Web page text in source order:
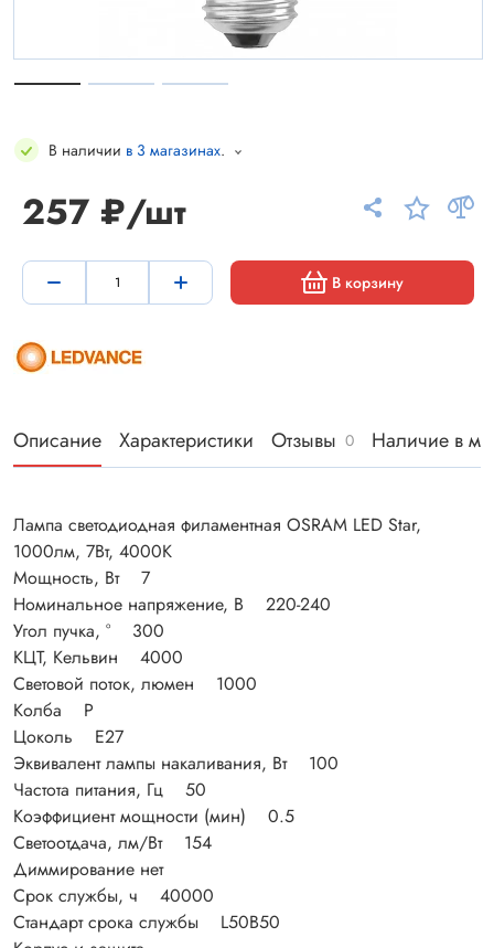
В наличии в 3 магазинах.
257 ₽/шт
В корзину
Описание Характеристики Отзывы 0 Наличие в
Лампа светодиодная филаментная OSRAM LED Star,
1000лм, 7Вт, 4000К
Мощность, Вт 7
Номинальное напряжение, В 220-240
Угол пучка, ° 300
КЦТ, Кельвин 4000
Световой поток, люмен 1000
Колба P
Цоколь E27
Эквивалент лампы накаливания, Вт 100
Частота питания, Гц 50
Коэффициент мощности (мин) 0.5
Светоотдача, лм/Вт 154
Диммирование нет
Срок службы, ч 40000
Стандарт срока службы L50B50